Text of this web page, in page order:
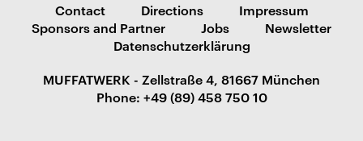
Contact Directions
Impressum
Sponsors and Partner
Jobs
Newsletter
Datenschutzerklärung
MUFFATWERK - Zellstraße 4, 81667 München
Phone: +49 (89) 458 750 10